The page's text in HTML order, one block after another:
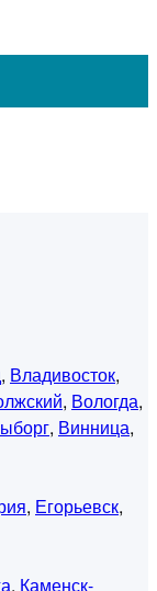
, Владивосток,
, Вологда,
, Винница,
, Егорьевск,
, Каменск-